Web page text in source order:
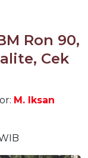
Ron 90,
Cek
M. Iksan